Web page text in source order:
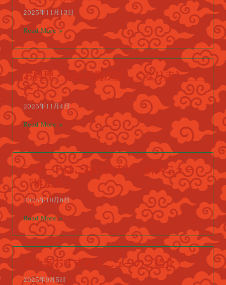
2025年11月13日
Read More »
お料理・お飲み物が新しくなりまし
た！
2025年11月4日
Read More »
デザートはこれに決まり！新メニュー
「桃まん」
2025年10月8日
Read More »
大人気おすすめメニューのご紹介！
2025年9月5日